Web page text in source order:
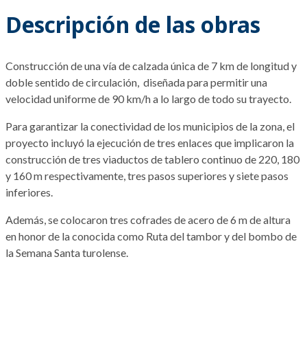
Descripción de las obras
Construcción de una vía de calzada única de 7 km de longitud y
doble sentido de circulación, diseñada para permitir una
velocidad uniforme de 90 km/h a lo largo de todo su trayecto.
Para garantizar la conectividad de los municipios de la zona, el
proyecto incluyó la ejecución de tres enlaces que implicaron la
construcción de tres viaductos de tablero continuo de 220, 180
y 160 m respectivamente, tres pasos superiores y siete pasos
inferiores.
Además, se colocaron tres cofrades de acero de 6 m de altura
en honor de la conocida como Ruta del tambor y del bombo de
la Semana Santa turolense.